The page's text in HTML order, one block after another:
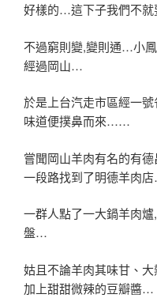
好樣的…這下子我們不
不過窮則變,變則通…小
經過岡山…
於是上台汽走市區經一
味道便撲鼻而來……
嘗聞岡山羊肉有名的有
一段路找到了明德羊肉
一群人點了一大鍋羊肉
盤…
姑且不論羊肉其味甘、
加上甜甜微辣的豆瓣醬…